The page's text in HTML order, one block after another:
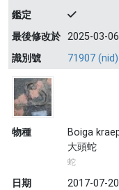
鑑定
最後修改於 2025-03-06
識別號
71907 (nid)
物種
Boiga
大頭蛇
蛇
日期
2017-07-20